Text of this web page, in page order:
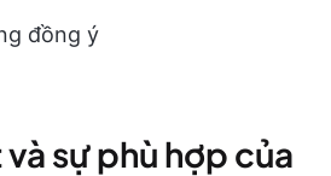
đồng ý
sự phù hợp của